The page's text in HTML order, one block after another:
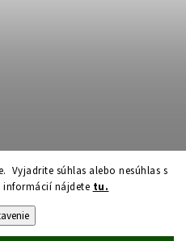
Vyjadrite súhlas alebo nesúhlas s
nájdete tu.
. Všetky práva vyhradené.
cookies
| Design